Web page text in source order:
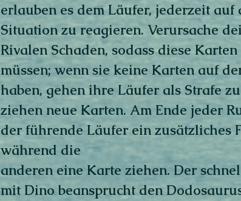
erlauben es dem Läufer, jederzeit auf
Situation zu reagieren. Verursache
Rivalen Schaden, sodass diese
müssen; wenn sie keine Karten auf
haben, gehen ihre Läufer als Strafe
ziehen neue Karten. Am Ende jeder
der führende Läufer ein zusätzliches
während die
anderen eine Karte ziehen. Der
mit Dino beansprucht den